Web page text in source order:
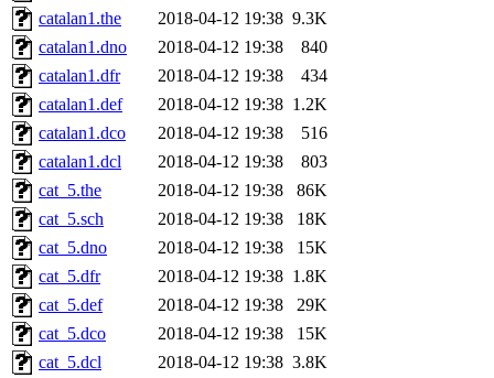
catalan1.the
2018-04-12 19:38 9.3K
catalan1.dno
2018-04-12 19:38
840
catalan1.dfr
2018-04-12 19:38
434
catalan1.def
2018-04-12 19:38 1.2K
catalan1.dco
2018-04-12 19:38
516
catalan1.dcl
2018-04-12 19:38
803
cat_5.the
2018-04-12 19:38
86K
cat_5.sch
2018-04-12 19:38
18K
cat_5.dno
2018-04-12 19:38
15K
cat_5.dfr
2018-04-12 19:38 1.8K
cat_5.def
2018-04-12 19:38
29K
cat_5.dco
2018-04-12 19:38
15K
cat_5.dcl
2018-04-12 19:38 3.8K